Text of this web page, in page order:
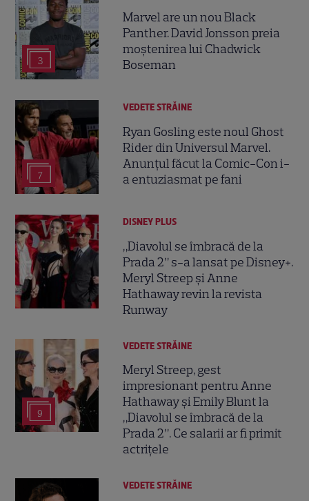
3
Marvel are un nou Black
Panther. David Jonsson preia
moștenirea lui Chadwick
Boseman
7
VEDETE STRĂINE
Ryan Gosling este noul Ghost
Rider din Universul Marvel.
Anunțul făcut la Comic-Con i-
a entuziasmat pe fani
DISNEY PLUS
„Diavolul se îmbracă de la
Prada 2” s-a lansat pe Disney+.
Meryl Streep și Anne
Hathaway revin la revista
Runway
9
VEDETE STRĂINE
Meryl Streep, gest
impresionant pentru Anne
Hathaway și Emily Blunt la
„Diavolul se îmbracă de la
Prada 2”. Ce salarii ar fi primit
actrițele
VEDETE STRĂINE